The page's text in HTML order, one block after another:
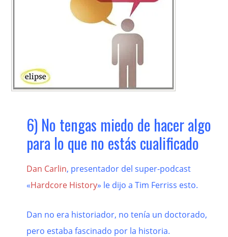
6) No tengas miedo de hacer algo
para lo que no estás cualificado
Dan Carlin, presentador del super-podcast
«Hardcore History» le dijo a Tim Ferriss esto.
Dan no era historiador, no tenía un doctorado,
pero estaba fascinado por la historia.